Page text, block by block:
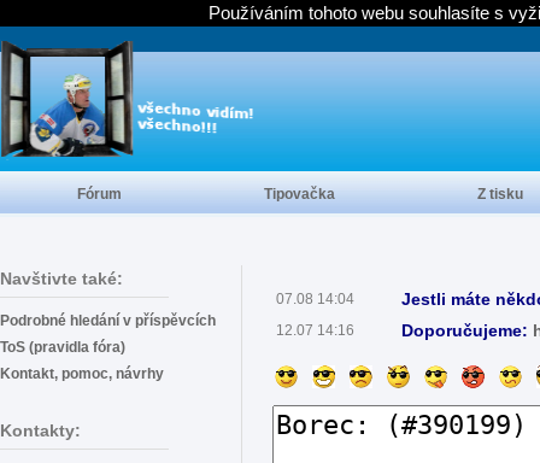
Navštivte také:
Podrobné hledání v příspěvcích
ToS (pravidla fóra)
Kontakt, pomoc, návrhy
Kontakty:
07.08 14:04 Jestli máte
12.07 14:16 Doporučujeme:
Fórum Tipovačka Z tisku
Používáním tohoto webu souhlasíte s